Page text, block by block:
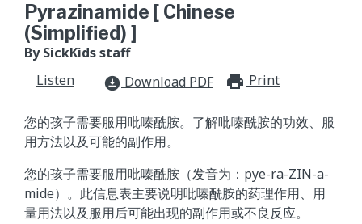
Pyrazinamide [ Chinese
(Simplified) ]
By SickKids staff
Listen
download_for_offline Download PDF Print
您的孩子需要服用吡嗪酰胺。了解吡嗪酰胺的功效、服
用方法以及可能的副作用。
您的孩子需要服用吡嗪酰胺（发音为：pye-ra-ZIN-a-
mide）。此信息表主要说明吡嗪酰胺的药理作用、用
量用法以及服用后可能出现的副作用或不良反应。